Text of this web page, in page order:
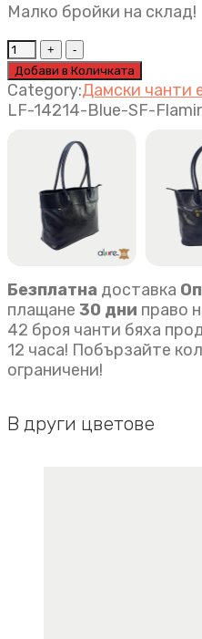
Малко бройки на склад!
Луксозна
дамска
чанта
Bali
quantity
Добави в Количката
Category:Дамски чанти
LF-14214-Blue-SF-
Безплатна доставка
плащане 30 дни право
42 броя чанти бяха
12 часа! Побързайте
ограничени!
В други цветове